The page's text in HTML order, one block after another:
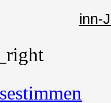
inn-